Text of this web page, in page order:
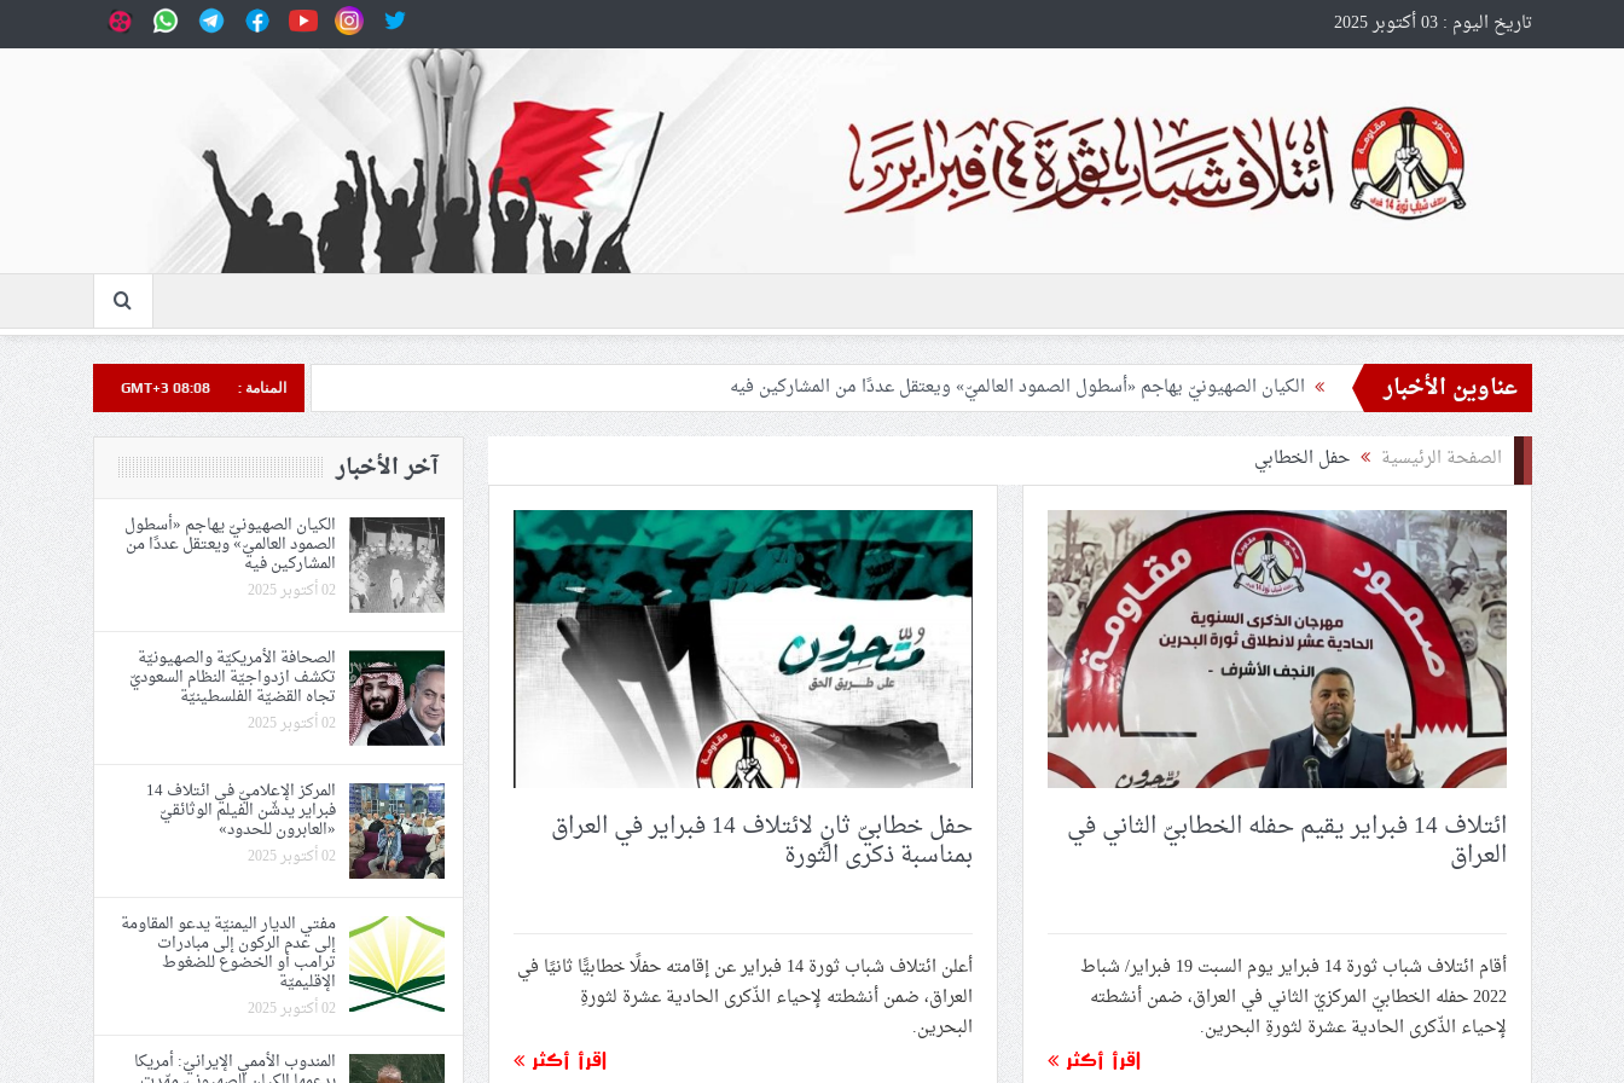
تاريخ اليوم : 03 أكتوبر 2025
عناوين الأخبار
الصحافة الأمريكيّة والصهيونيّة تكشف ازدواجيّة النظام السعوديّ تجاه القضيّة الفلسطينيّة
المركز الإعلاميّ في ائتلاف 14 فبراير يدشّن الفيلم الوثائقيّ «العابرون للحدود»
مفتي الديار اليمنيّة يدعو المقاومة إلى عدم الركون إلى مبادرات ترامب أو الخضوع للضغوط الإقليميّة
المندوب الأممي الإيرانيّ: أمريكا بدعمها الكيان الصهيونيّ مهّدت الطريق لاستمرار انتهاكاته الجسيمة
المركز الإعلاميّ في ائتلاف 14 فبراير يدشّن الفيلم الوثائقيّ «العابرون للحدود
تمديد سجن نجل «الرادود مهدي سهوان» لأسبوعين
الحكم على معتقل الرأي «حسن عبد الكريم» بالمؤبّد
الجالية البحرانيّة في قمّ تقيم حفلًا تأبينيًّا للشهيدين السيّدين «نصر الله والصفيّ الدين»
الكيان الصهيونيّ يهاجم «أسطول الصمود العالميّ» ويعتقل عددًا من المشاركين فيه
GMT+3 08:08 المنامة :
الصفحة الرئيسية حفل الخطابي
ائتلاف 14 فبراير يقيم حفله الخطابيّ الثاني في
العراق
أقام ائتلاف شباب ثورة 14 فبراير يوم السبت 19 فبراير/ شباط
2022 حفله الخطابيّ المركزيّ الثاني في العراق، ضمن أنشطته
لإحياء الذّكرى الحادية عشرة لثورةِ البحرين.
اقرأ أكثر
حفل خطابيّ ثانٍ لائتلاف 14 فبراير في العراق
بمناسبة ذكرى الثورة
أعلن ائتلاف شباب ثورة 14 فبراير عن إقامته حفلًا خطابيًّا ثانيًا في
العراق، ضمن أنشطته لإحياء الذّكرى الحادية عشرة لثورةِ
البحرين.
اقرأ أكثر
آخر الأخبار
الكيان الصهيونيّ يهاجم «أسطول
الصمود العالميّ» ويعتقل عددًا من
المشاركين فيه
02 أكتوبر 2025
الصحافة الأمريكيّة والصهيونيّة
تكشف ازدواجيّة النظام السعوديّ
تجاه القضيّة الفلسطينيّة
02 أكتوبر 2025
المركز الإعلاميّ في ائتلاف 14
فبراير يدشّن الفيلم الوثائقيّ
«العابرون للحدود»
02 أكتوبر 2025
مفتي الديار اليمنيّة يدعو المقاومة
إلى عدم الركون إلى مبادرات
ترامب أو الخضوع للضغوط
الإقليميّة
02 أكتوبر 2025
المندوب الأممي الإيرانيّ: أمريكا